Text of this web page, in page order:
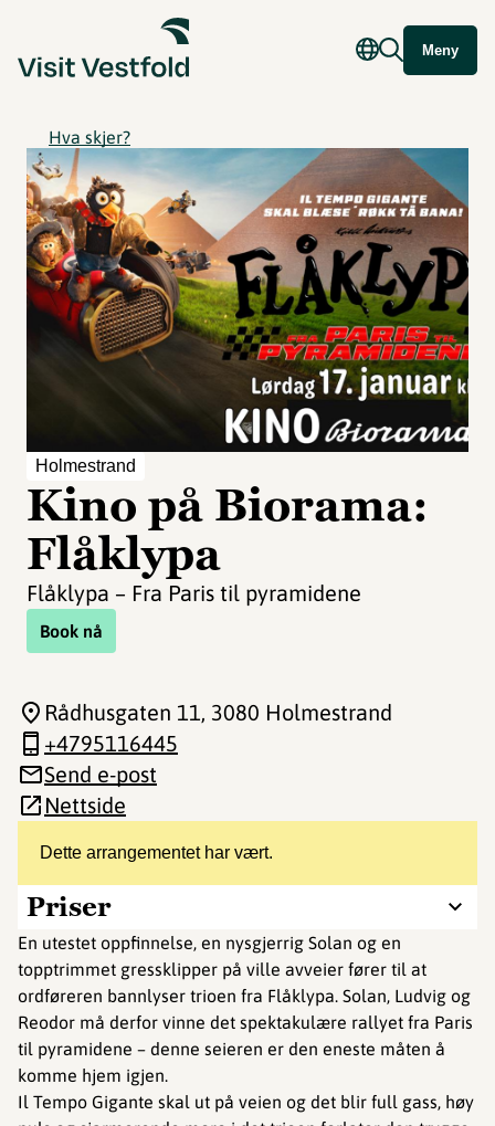
Meny
Hva skjer?
Holmestrand
Kino på Biorama:
Flåklypa
Flåklypa – Fra Paris til pyramidene
Book nå
Dette arrangementet har vært.
Priser
En utestet oppfinnelse, en nysgjerrig Solan og en
topptrimmet gressklipper på ville avveier fører til at
ordføreren bannlyser trioen fra Flåklypa. Solan, Ludvig og
Reodor må derfor vinne det spektakulære rallyet fra Paris
til pyramidene – denne seieren er den eneste måten å
komme hjem igjen.
Il Tempo Gigante skal ut på veien og det blir full gass, høy
Rådhusgaten 11, 3080 Holmestrand
+4795116445
Send e-post
Nettside